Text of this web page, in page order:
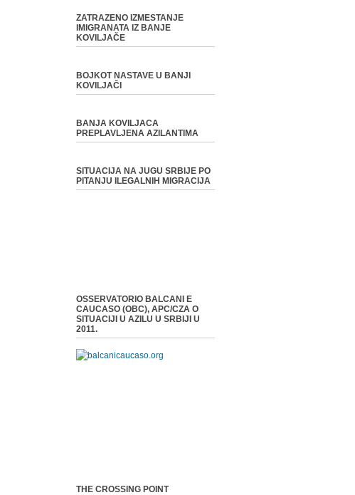
ZATRAZENO IZMESTANJE
IMIGRANATA IZ BANJE
KOVILJAČE
BOJKOT NASTAVE U BANJI
KOVILJAČI
BANJA KOVILJACA
PREPLAVLJENA AZILANTIMA
SITUACIJA NA JUGU SRBIJE PO
PITANJU ILEGALNIH MIGRACIJA
OSSERVATORIO BALCANI E
CAUCASO (OBC), APC/CZA O
SITUACIJI U AZILU U SRBIJI U
2011.
THE CROSSING POINT